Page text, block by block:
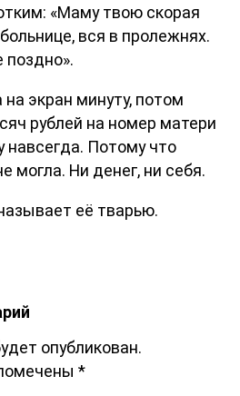
«Маму твою скорая
вся в пролежнях.
поздно».
экран минуту, потом
рублей на номер матери
Потому что
могла. Ни денег, ни себя.
её тварью.
опубликован.
*